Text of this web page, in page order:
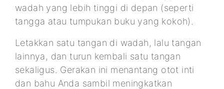
wadah yang lebih tinggi di depan (seperti
tangga atau tumpukan buku yang kokoh).
Letakkan satu tangan di wadah, lalu tangan
lainnya, dan turun kembali satu tangan
sekaligus. Gerakan ini menantang otot inti
dan bahu Anda sambil meningkatkan